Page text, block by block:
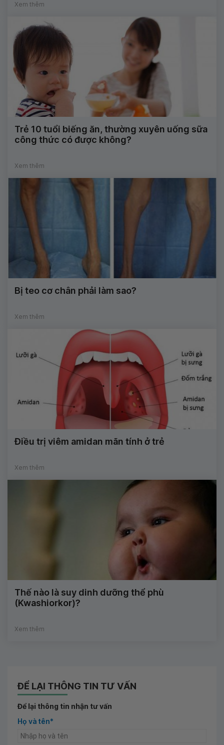
Xem thêm
Trẻ 10 tuổi biếng ăn, thường xuyên uống sữa
công thức có được không?
Xem thêm
Bị teo cơ chân phải làm sao?
Xem thêm
Điều trị viêm amidan mãn tính ở trẻ
Xem thêm
Thế nào là suy dinh dưỡng thể phù
(Kwashiorkor)?
Xem thêm
ĐỂ LẠI THÔNG TIN TƯ VẤN
Để lại thông tin nhận tư vấn
Họ và tên*